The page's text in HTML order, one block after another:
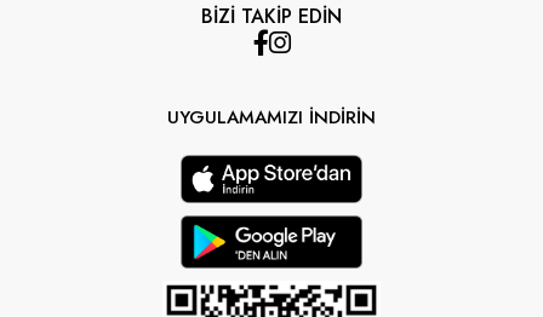
BİZİ TAKİP EDİN
UYGULAMAMIZI İNDİRİN